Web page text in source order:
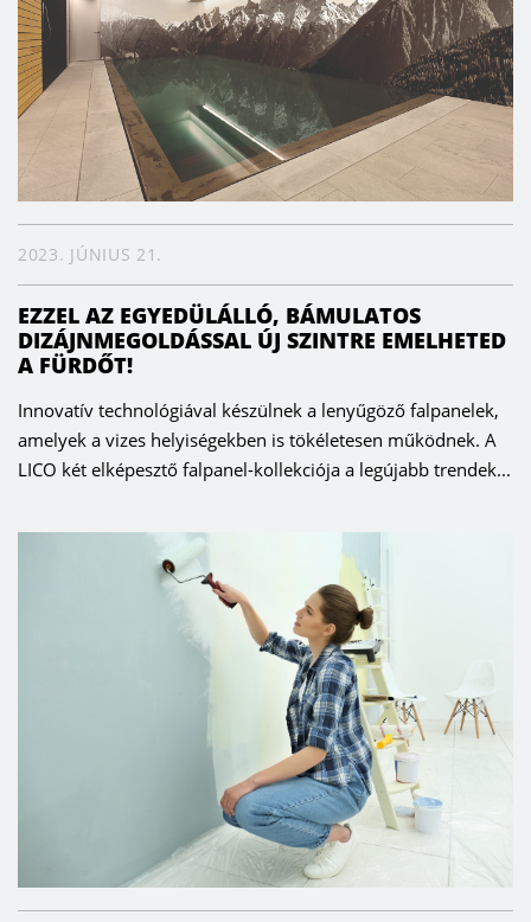
2023. JÚNIUS 21.
EZZEL AZ EGYEDÜLÁLLÓ, BÁMULATOS
DIZÁJNMEGOLDÁSSAL ÚJ SZINTRE EMELHETED
A FÜRDŐT!
Innovatív technológiával készülnek a lenyűgöző falpanelek,
amelyek a vizes helyiségekben is tökéletesen működnek. A
LICO két elképesztő falpanel-kollekciója a legújabb trendek...